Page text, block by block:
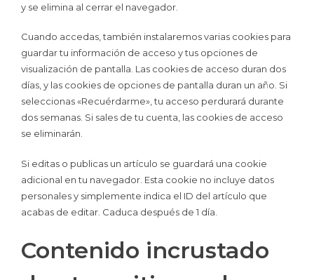
y se elimina al cerrar el navegador.
Cuando accedas, también instalaremos varias cookies para
guardar tu información de acceso y tus opciones de
visualización de pantalla. Las cookies de acceso duran dos
días, y las cookies de opciones de pantalla duran un año. Si
seleccionas «Recuérdarme», tu acceso perdurará durante
dos semanas. Si sales de tu cuenta, las cookies de acceso
se eliminarán.
Si editas o publicas un artículo se guardará una cookie
adicional en tu navegador. Esta cookie no incluye datos
personales y simplemente indica el ID del artículo que
acabas de editar. Caduca después de 1 día.
Contenido incrustado